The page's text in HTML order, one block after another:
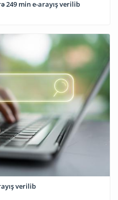
249 min e-arayış verilib
verilib